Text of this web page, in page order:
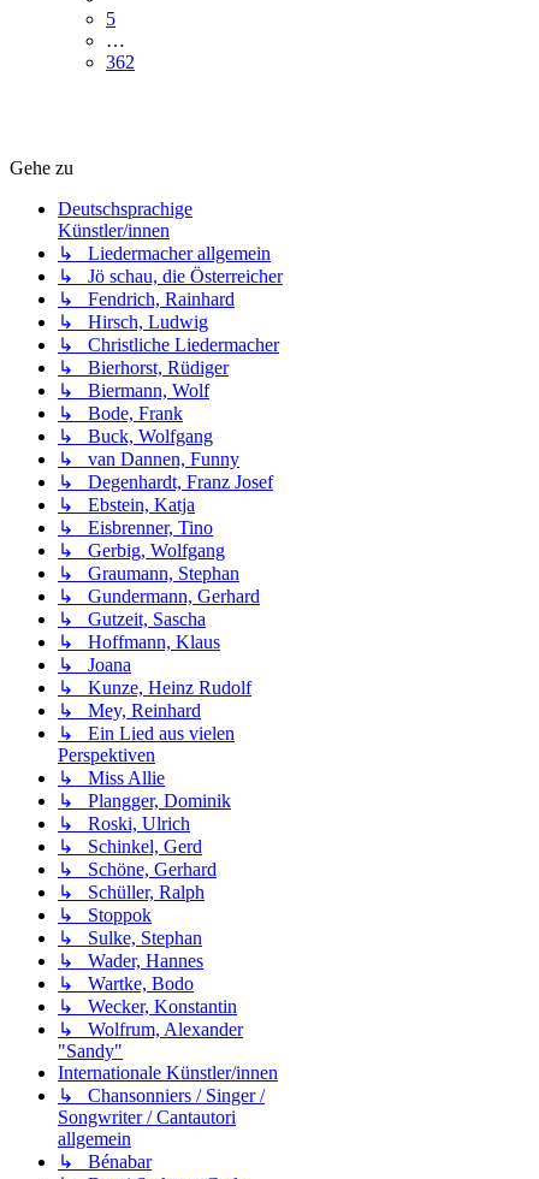
5
…
362
Gehe zu
Deutschsprachige
Künstler/innen
↳ Liedermacher allgemein
↳ Jö schau, die Österreicher
↳ Fendrich, Rainhard
↳ Hirsch, Ludwig
↳ Christliche Liedermacher
↳ Bierhorst, Rüdiger
↳ Biermann, Wolf
↳ Bode, Frank
↳ Buck, Wolfgang
↳ van Dannen, Funny
↳ Degenhardt, Franz Josef
↳ Ebstein, Katja
↳ Eisbrenner, Tino
↳ Gerbig, Wolfgang
↳ Graumann, Stephan
↳ Gundermann, Gerhard
↳ Gutzeit, Sascha
↳ Hoffmann, Klaus
↳ Joana
↳ Kunze, Heinz Rudolf
↳ Mey, Reinhard
↳ Ein Lied aus vielen
Perspektiven
↳ Miss Allie
↳ Plangger, Dominik
↳ Roski, Ulrich
↳ Schinkel, Gerd
↳ Schöne, Gerhard
↳ Schüller, Ralph
↳ Stoppok
↳ Sulke, Stephan
↳ Wader, Hannes
↳ Wartke, Bodo
↳ Wecker, Konstantin
↳ Wolfrum, Alexander
"Sandy"
Internationale Künstler/innen
↳ Chansonniers / Singer /
Songwriter / Cantautori
allgemein
↳ Bénabar